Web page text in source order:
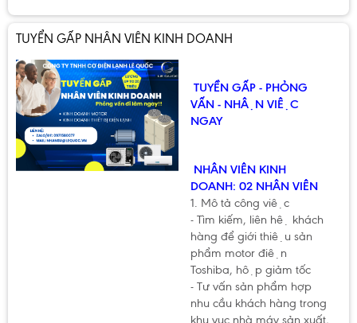
TUYỂN GẤP NHÂN VIÊN KINH DOANH
TUYỀN GẤP - PHỎNG
VẤN - NHẬN VIỆC
NGAY
NHÂN VIÊN KINH
DOANH: 02 NHÂN VIÊN
1. Mô tả công việc
- Tìm kiếm, liên hệ khách
hàng để giới thiệu sản
phẩm motor điện
Toshiba, hộp giảm tốc
- Tư vấn sản phẩm hợp
nhu cầu khách hàng trong
khu vục nhà máy sản xuất,